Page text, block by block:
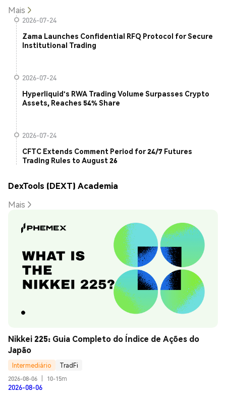
Mais
2026-07-24
Zama Launches Confidential RFQ Protocol for Secure
Institutional Trading
2026-07-24
Hyperliquid's RWA Trading Volume Surpasses Crypto
Assets, Reaches 54% Share
2026-07-24
CFTC Extends Comment Period for 24/7 Futures
Trading Rules to August 26
DexTools (DEXT) Academia
Mais
Nikkei 225: Guia Completo do Índice de Ações do
Japão
Intermediário
TradFi
2026-08-06
10-15m
2026-08-06